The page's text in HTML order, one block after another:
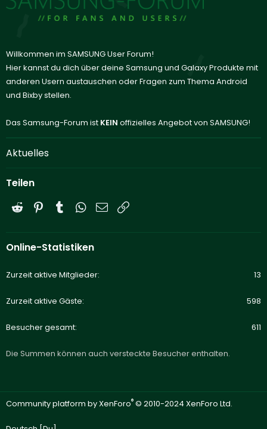
Willkommen im SAMSUNG User Forum!
Hier kannst du dich über deine Samsung und Galaxy Produkte mit
anderen Usern austauschen oder Fragen zum Thema Android
und Bixby stellen.
Das Samsung-Forum ist KEIN offizielles Angebot von SAMSUNG!
Aktuelles
Teilen
Reddit PinterestTumblrWhatsApp
E-Mail
Online-Statistiken
Zurzeit aktive Mitglieder 13
Zurzeit aktive Gäste 598
Besucher gesamt 611
Die Summen können auch versteckte Besucher enthalten.
Community platform by XenForo® © 2010-2024 XenForo Ltd.